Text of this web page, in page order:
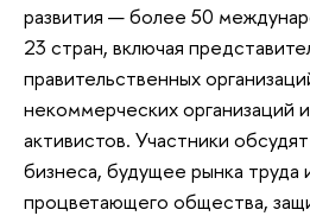
развития — более 50
23 стран, включая
правительственных
некоммерческих организаций
активистов. Участники
бизнеса, будущее рынка труда
процветающего общества,